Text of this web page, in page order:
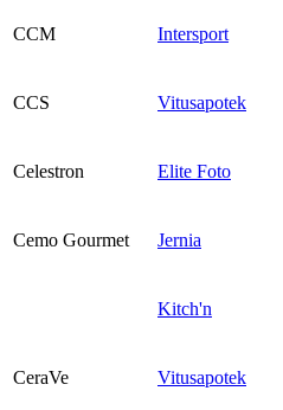
CCM Intersport
CCS Vitusapotek
Celestron Elite Foto
Cemo Gourmet Jernia
Kitch'n
CeraVe Vitusapotek